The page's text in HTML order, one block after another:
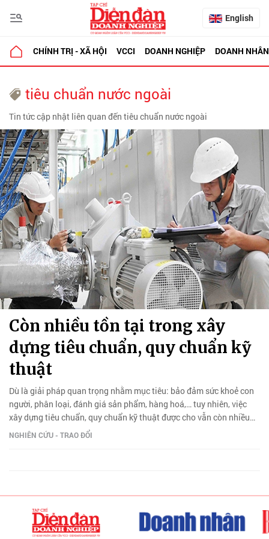
English
CHÍNH TRỊ - XÃ HỘI VCCI DOANH NGHIỆP DOANH NHÂN
tiêu chuẩn nước ngoài
Tin tức cập nhật liên quan đến tiêu chuẩn nước ngoài
Còn nhiều tồn tại trong xây
dựng tiêu chuẩn, quy chuẩn kỹ
thuật
Dù là giải pháp quan trọng nhằm mục tiêu: bảo đảm sức khoẻ con
người, phân loại, đánh giá sản phẩm, hàng hoá,… tuy nhiên, việc
xây dựng tiêu chuẩn, quy chuẩn kỹ thuật được cho vẫn còn nhiều
tồn tại.
NGHIÊN CỨU - TRAO ĐỔI